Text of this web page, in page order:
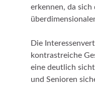
erkennen, da
Die
kontrastreiche
eine deutlich
und Senioren